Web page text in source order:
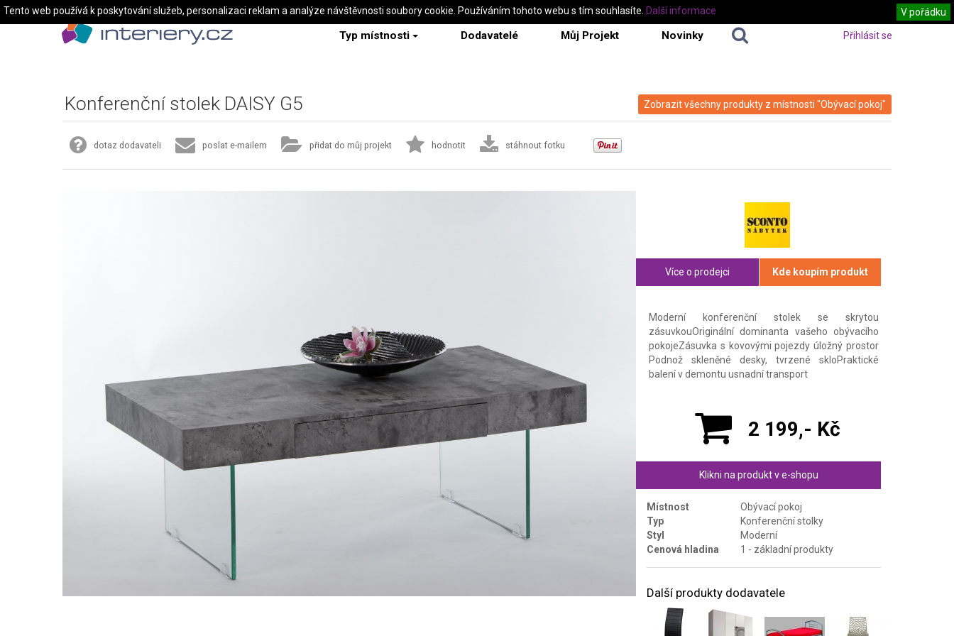
Typ místnosti Dodavatelé Můj Projekt Novinky Přihlásit se
Zobrazit všechny produkty z místnosti "Obývací pokoj"
Konferenční stolek DAISY G5
dotaz dodavateli poslat e-mailem přidat do můj projekt hodnotit stáhnout fotku
Více o prodejci Kde koupím produkt
Moderní konferenční stolek se skrytou
zásuvkouOriginální dominanta vašeho obývacího
pokojeZásuvka s kovovými pojezdy úložný prostor
Podnož skleněné desky, tvrzené skloPraktické
balení v demontu usnadní transport
2 199,- Kč
Klikni na produkt v e-shopu
Místnost
Obývací pokoj
Typ
Konferenční stolky
Styl
Moderní
Cenová hladina
1 - základní produkty
Další produkty dodavatele
Tento web používá k poskytování služeb, personalizaci reklam a analýze návštěvnosti soubory cookie. Používáním tohoto webu s tím souhlasíte. V pořádku
Další informace